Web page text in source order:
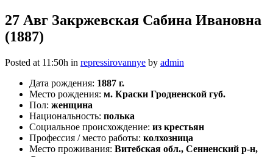
27 Авг Закржевская Сабина Ивановна
(1887)
Posted at 11:50h in repressirovannye by admin
Дата рождения: 1887 г.
Место рождения: м. Краски Гродненской губ.
Пол: женщина
Национальность: полька
Социальное происхождение: из крестьян
Профессия / место работы: колхозница
Место проживания: Витебская обл., Сенненский р-н,